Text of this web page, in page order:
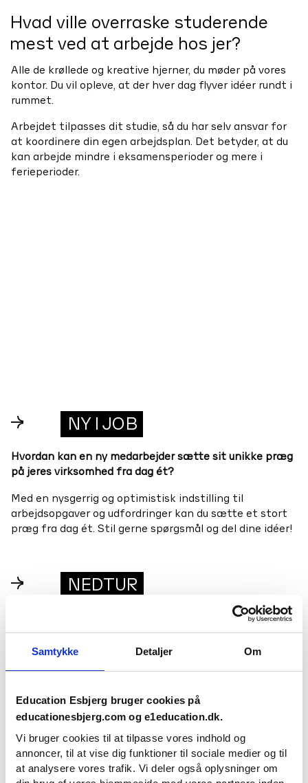
Samtykke Detaljer Om
Education Esbjerg bruger cookies på
educationesbjerg.com og e1education.dk.
Vi bruger cookies til at tilpasse vores indhold og
annoncer, til at vise dig funktioner til sociale medier og til
at analysere vores trafik. Vi deler også oplysninger om
Hvad ville overraske studerende
mest ved at arbejde hos jer?
Alle de krøllede og kreative hjerner, du møder på vores
kontor. Du vil opleve, at der hver dag flyver idéer rundt i
rummet.
Arbejdet tilpasses dit studie, så du har selv ansvar for
at koordinere din egen arbejdsplan. Det betyder, at du
kan arbejde mindre i eksamensperioder og mere i
ferieperioder.
→ NY I JOB
Hvordan kan en ny medarbejder sætte sit unikke præg
på jeres virksomhed fra dag ét?
Med en nysgerrig og optimistisk indstilling til
arbejdsopgaver og udfordringer kan du sætte et stort
præg fra dag ét. Stil gerne spørgsmål og del dine idéer!
→ NEDTUR
Hvad er det mindst fede ved at arbejde hos jer?
dynamisk virksomhed. Som studentermedhjælper kan
du opleve, at du ikke altid når at bidrage så meget, som
afsluttet, mens du har været på skolebænken.
→ TACKLING